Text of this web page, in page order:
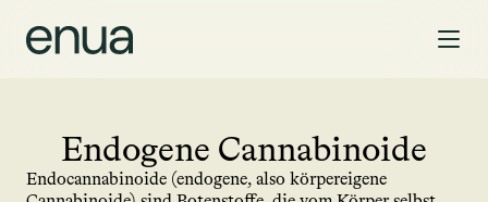
Endogene Cannabinoide
Endocannabinoide (endogene, also körpereigene